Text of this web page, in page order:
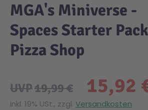
Sachbücher / Wissen
Zeit & Reise
Puzzle & Legespiele
Holzspielwaren
DUPLO®
Friends
Family Fun
Figures
MGA's Miniverse -
Spaces Starter
Pizza Shop
15,92
UVP19,99 €
Inkl. 19% USt., zzgl. Versandkosten